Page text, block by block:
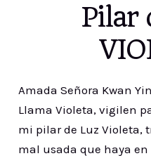
Pilar
Amada Señora Kwan
Llama Violeta, vigilen
mi pilar de Luz Violeta,
mal usada que haya